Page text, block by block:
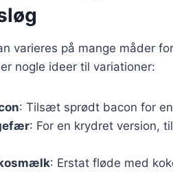
varieres på mange måder
nogle ideer til variationer:
: Tilsæt sprødt bacon for
: For en krydret version,
: Erstat fløde med